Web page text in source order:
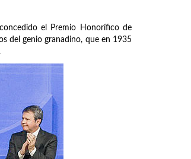
el Premio Honorífico de
del genio granadino, que en 1935